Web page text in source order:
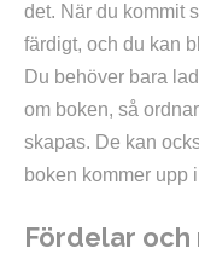
det. När du kommit
färdigt, och du kan
Du behöver bara
om boken, så
skapas. De kan
boken kommer upp
Fördelar